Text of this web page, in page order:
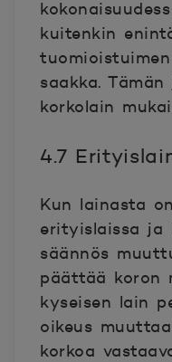
kuitenkin
saakka.
korkolain
4.7
Kun lainasta
erityislaissa ja
säännös
päättää koron
kyseisen lain
oikeus
korkoa